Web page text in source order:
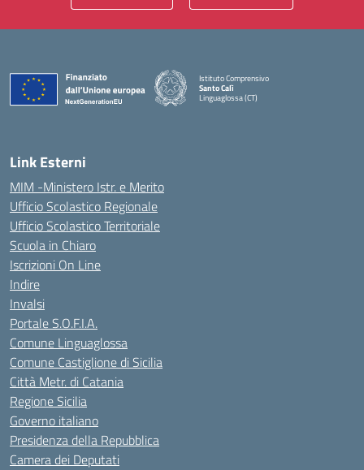
Istituto Comprensivo
Santo Calì
Linguaglossa (CT)
— Visita la pagina iniziale della scuola
Link Esterni
MIM -Ministero Istr. e Merito
Ufficio Scolastico Regionale
Ufficio Scolastico Territoriale
Scuola in Chiaro
Iscrizioni On Line
Indire
Invalsi
Portale S.O.F.I.A.
Comune Linguaglossa
Comune Castiglione di Sicilia
Città Metr. di Catania
Regione Sicilia
Governo italiano
Presidenza della Repubblica
Camera dei Deputati